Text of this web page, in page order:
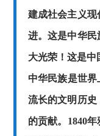
建成社会主义
进。这是中华
大光荣！这是中
中华民族是世
流长的文明历
的贡献。1840